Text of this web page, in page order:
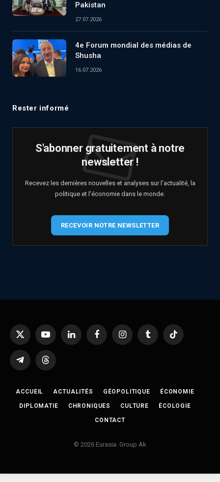
Pakistan
27.07.2026
4e Forum mondial des médias de
Shusha
16.07.2026
Rester informé
S'abonner gratuitement à notre
newsletter !
Recevez les dernières nouvelles et analyses sur l'actualité, la
politique et l'économie dans le monde.
RECEVOIR NOTRE NEWSLETTER
X
YouTubeLinkedIn FacebookInstagramTumblr TikTok
TelegramThreads
ACCUEIL ACTUALITÉS GÉOPOLITIQUE ÉCONOMIE
DIPLOMATIE CHRONIQUES CULTURE ÉCOLOGIE
CONTACT
© 2026 Eurasia. Group Ak